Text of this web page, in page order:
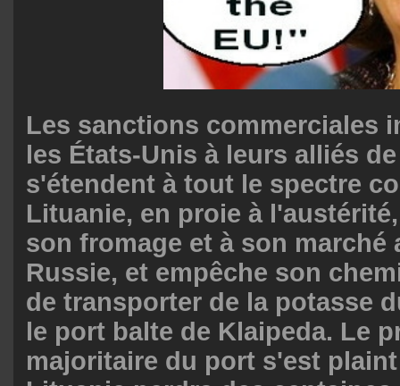
Les sanctions commerciales
les États-Unis à leurs alliés
s'étendent à tout le spectre
Lituanie, en proie à
son fromage et à son marché
Russie, et empêche son
de transporter de la potasse
le port balte de Klaipeda. Le
majoritaire du port s'est